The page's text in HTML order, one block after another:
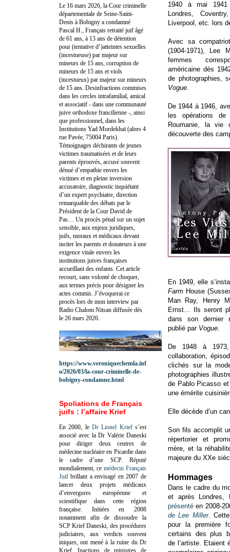
1940 à mai
Londres,
Liverpool, etc. lors
Avec sa
(1904-1971), Lee
femmes
américaine dès
de photographies,
Vogue.
De 1944 à 1946,
les opérations de
Roumanie, la vie
découverte des
En 1949, elle
Farm House
Man Ray, Henry
Ernst… Ils seront
dans son dernier
publié par Vogue.
De 1948 à
collaboration,
clichés sur la
photographies
de Pablo Picasso
une émérite
Elle décède d’un
Son fils accomplit
répertorier et
mère, et la
majeure du XXe
Hommages
Dans le cadre du
et après Londres,
présenté en 2008-
de Lee Miller.
pour la première
certains des plus
de l’artiste. Etaient
Le 16 mars 2026, la Cour criminelle
départementale de Seine-Saint-
Denis à Bobigny a condamné
Pascal H., Français retraité juif âgé
de 61 ans, à 13 ans de détention
pour (tentative d’)atteintes sexuelles
(incestueuse) par majeur sur
mineurs de 15 ans, corruption de
mineurs de 15 ans et viols
(incestueux) par majeur sur mineurs
de 15 ans. Desinfractions commises
dans les cercles intrafamilial, amical
et associatif - dans une communauté
juive orthodoxe francilienne -, ainsi
que professionnel, dans les
Institutions Yad Mordekhaï (alors 4
rue Pavée, 75004 Paris).
Témoignages déchirants de jeunes
victimes traumatisées et de leurs
parents éprouvés, accusé souvent
dénué d’empathie envers les
victimes et en pleine inversion
accusatoire, diagnostic inquiétant
d’un expert psychiatre, direction
remarquable des débats par le
Président de la Cour David de
Pas… Un procès pénal sur un sujet
sensible, aux enjeux juridiques,
juifs, moraux et médicaux devant
inciter les parents et donateurs à une
exigence vitale envers les
institutions juives françaises
accueillant des enfants. Cet article
recourt, sans volonté de choquer,
aux termes précis pour désigner les
actes commis. J’évoquerai ce
procès lors de mon interview par
Radio Chalom Nitsan diffusée dès
le 26 mars 2026.
https://www.veroniquechemla.inf
o/2026/03/la-cour-criminelle-de-
bobigny-condamne.html
Spoliations de Français
juifs : l’affaire Krief
En 2000, le Dr Lionel Kriefs’est
associé avec la Dr Valérie Daneski
pour diriger deux centres de
médecine nucléaire en Picardie dans
le cadre d’une SCP. Réputé
mondialement, ce médecin Français
Juif brillant a envisagé en 2007 de
lancer deux projets médicaux
d’envergures européenne et
scientifique dans cette région
française. Initiées en 2008
notamment afin de dissoudre la
SCP Krief Daneski, des procédures
judiciaires, aux verdicts souvent
iniques, ont mené à la ruine du Dr
Krief.Inactions de ministres de